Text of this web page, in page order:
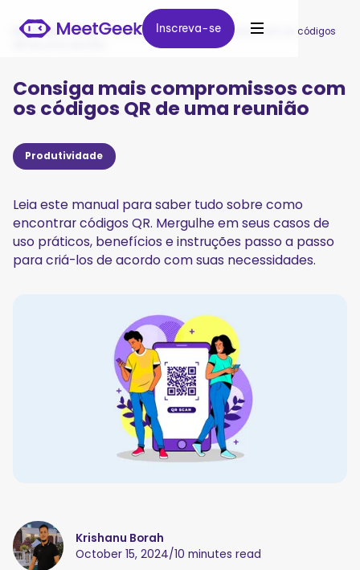
Inscreva-se
Inscreva-se
MeetGeek / Blog / Consiga mais compromissos com os códigos
Consiga mais compromissos com
os códigos QR de uma reunião
Produtividade
Leia este manual para saber tudo sobre como
encontrar códigos QR. Mergulhe em seus casos de
uso práticos, benefícios e instruções passo a passo
para criá-los de acordo com suas necessidades.
Krishanu Borah
October 15, 2024/10 minutes read